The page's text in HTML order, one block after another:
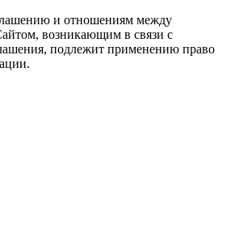
и отношениям между
возникающим в связи с
подлежит применению право